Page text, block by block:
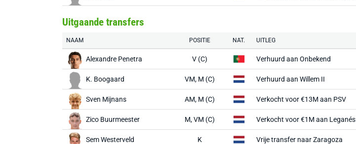
Uitgaande transfers
NAAM POSITIE NAT. UITLEG
Alexandre Penetra V (C) Verhuurd aan Onbekend
K. Boogaard VM, M (C) Verhuurd aanWillem II
Sven Mijnans AM, M (C) Verkocht voor€13M aan PSV
Zico Buurmeester M, VM (C) Verkocht voor€1M aan Leganés
Sem Westerveld K Vrije transfer naarZaragoza